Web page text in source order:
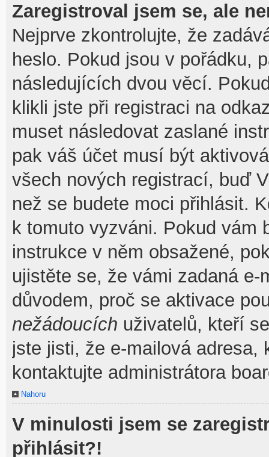
Zaregistroval jsem se, ale
Nejprve zkontrolujte, že
heslo. Pokud jsou v pořádku,
následujících dvou věcí.
klikli jste při registraci na
muset následovat zaslané
pak váš účet musí být
všech nových registrací, buď
než se budete moci přihlásit.
k tomuto vyzváni. Pokud vám
instrukce v něm obsažené,
ujistěte se, že vámi zadaná
důvodem, proč se aktivace
nežádoucích uživatelů, kteří
jste jisti, že e-mailová adresa,
kontaktujte administrátora
Nahoru
V minulosti jsem se
přihlásit?!